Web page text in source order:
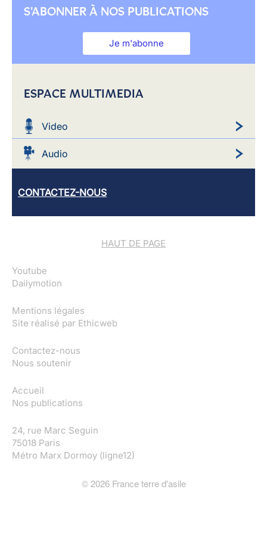
S'ABONNER À NOS PUBLICATIONS
Je m'abonne
ESPACE MULTIMEDIA
Video
Audio
CONTACTEZ-NOUS
HAUT DE PAGE
Youtube
Dailymotion
Mentions légales
Site réalisé par Ethicweb
Contactez-nous
Nous soutenir
Accueil
Nos publications
24, rue Marc Seguin
75018 Paris
Métro Marx Dormoy (ligne12)
© 2026France terre d'asile